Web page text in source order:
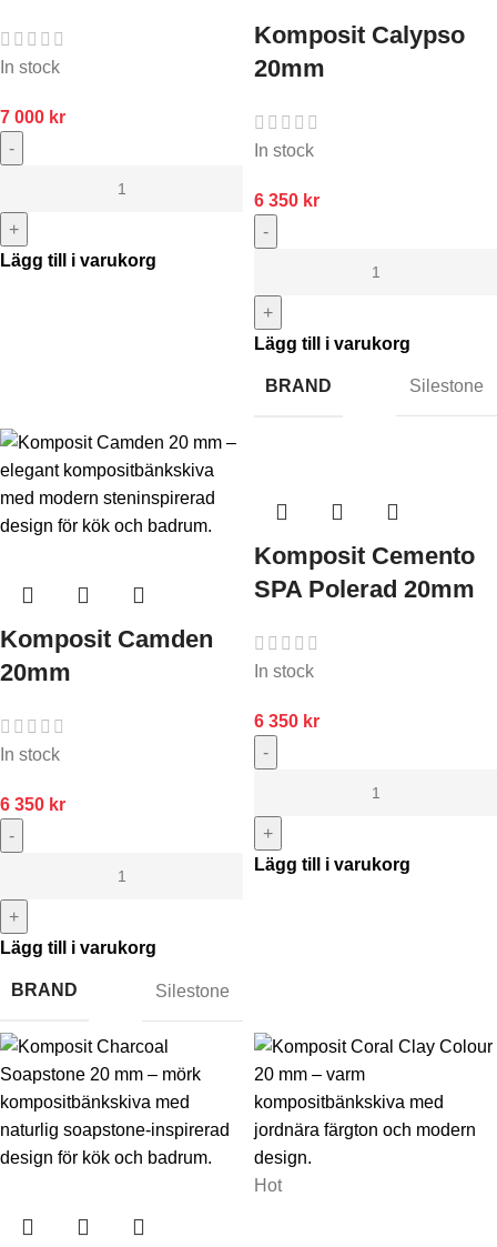
In stock
7 000 kr
-
+
Lägg till i varukorg
Komposit Calypso
20mm
In stock
6 350 kr
-
+
Lägg till i varukorg
BRAND Silestone
Komposit Camden
20mm
In stock
6 350 kr
-
+
Lägg till i varukorg
BRAND Silestone
Komposit Cemento
SPA Polerad 20mm
In stock
6 350 kr
-
+
Lägg till i varukorg
Hot